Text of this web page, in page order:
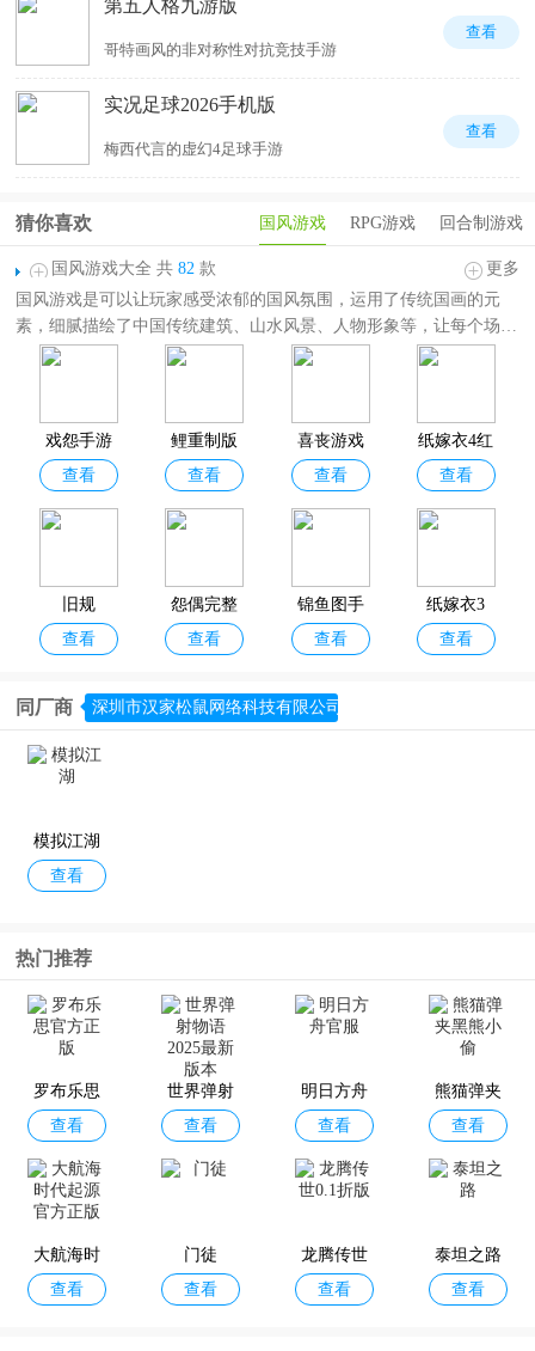
第五人格九游版
哥特画风的非对称性对抗竞技手游
查看
实况足球2026手机版
梅西代言的虚幻4足球手游
查看
国风游戏 RPG游戏 回合制游戏
猜你喜欢
国风游戏大全 共 82 款
更多
国风游戏是可以让玩家感受浓郁的国风氛围，运用了传统国画的元
素，细腻描绘了中国传统建筑、山水风景、人物形象等，让每个场景
都仿佛一幅美丽的画卷，让玩家身临其境地感受到中国传统文化的魅
间、古代人生、纸嫁衣4红丝缠、中华一商、我是大东家、新不良
人、新射雕群侠传之铁血丹心、梦幻西游、大话西游、汉家江湖、天
谕等。无论是国风解谜游戏、国风卡牌游戏、国风经营游戏、养成国
风游戏、国风动作游戏等，都可以在该合集中找到，满足各位玩家对
戏怨手游
查看
鲤重制版
查看
喜丧游戏
查看
纸嫁衣4红
丝缠
查看
旧规
查看
怨偶完整
版
查看
锦鱼图手
游官方正
查看
纸嫁衣3
查看
画境长恨
生
查看
同厂商 深圳市汉家松鼠网络科技有限公司
模拟江湖
查看
热门推荐
罗布乐思
官方正版
查看
世界弹射
物语2025
最新版本
查看
明日方舟
官服
查看
熊猫弹夹
黑熊小偷
查看
大航海时
代起源官
查看
门徒
查看
龙腾传世
0.1折版
查看
泰坦之路
查看